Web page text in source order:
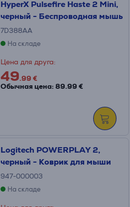
HyperX Pulsefire Haste 2 Mini,
черный - Беспроводная мышь
7D388AA
На складе
Цена для друга:
49.99 €
Обычная цена: 89.99 €
Logitech POWERPLAY 2,
черный - Коврик для мыши
947-000003
На складе